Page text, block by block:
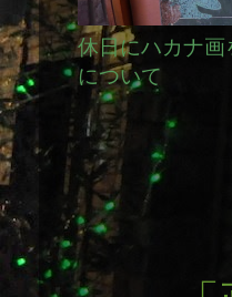
休日にハカナ
について